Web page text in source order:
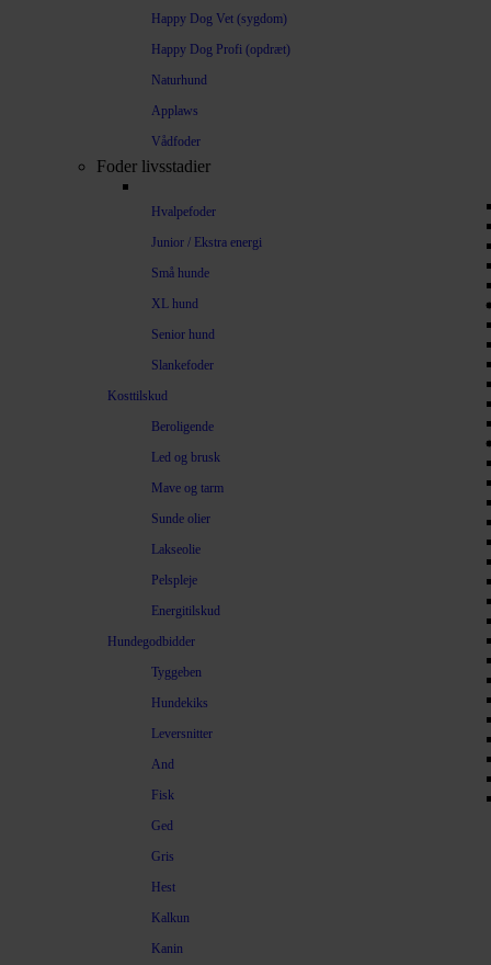
Happy Dog Vet (sygdom)
Happy Dog Profi (opdræt)
Naturhund
Applaws
Vådfoder
Foder livsstadier
Hvalpefoder
Junior / Ekstra energi
Små hunde
XL hund
Senior hund
Slankefoder
Kosttilskud
Beroligende
Led og brusk
Mave og tarm
Sunde olier
Lakseolie
Pelspleje
Energitilskud
Hundegodbidder
Tyggeben
Hundekiks
Leversnitter
And
Fisk
Ged
Gris
Hest
Kalkun
Kanin